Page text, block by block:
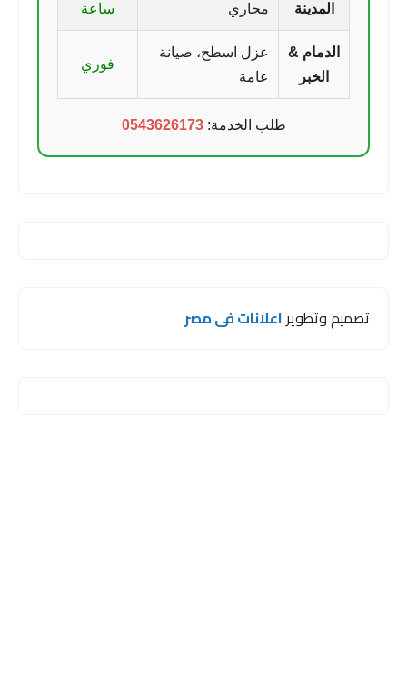
المدينة
مجاري
ساعة
الدمام &
الخبر
عزل اسطح، صيانة
عامة
فوري
طلب الخدمة:0543626173
تصميم وتطويراعلانات فى مصر